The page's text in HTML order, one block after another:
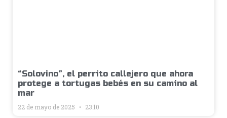
“Solovino”, el perrito callejero que ahora
protege a tortugas bebés en su camino al
mar
22 de mayo de 2025 23:10